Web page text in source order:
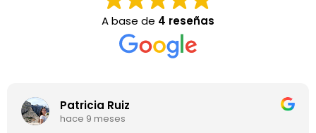
A base de 4 reseñas
Patricia Ruiz
hace 9 meses